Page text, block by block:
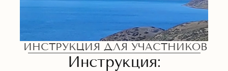
ИНСТРУКЦИЯ ДЛЯ УЧАСТНИКОВ
Инструкция: